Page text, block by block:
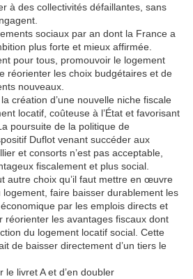
à des collectivités défaillantes, sans
sociaux par an dont la France a
plus forte et mieux affirmée.
pour tous, promouvoir le logement
réorienter les choix budgétaires et de
nouveaux.
création d’une nouvelle niche fiscale
locatif, coûteuse à l’État et favorisant
poursuite de la politique de
Duflot venant succéder aux
et consorts n’est pas acceptable,
fiscalement et plus social.
autre choix qu’il faut mettre en œuvre
faire baisser durablement les
par les emplois directs et
réorienter les avantages fiscaux dont
du logement locatif social. Cette
de baisser directement d’un tiers le
le livret A et d’en doubler